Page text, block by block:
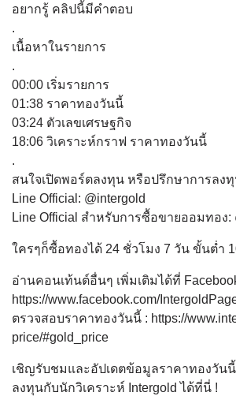
อยากรู้ คลิปนี้มีคำตอบ
.
เนื้อหาในรายการ
.
00:00 เริ่มรายการ
01:38 ราคาทองวันนี้
03:24 ตัวเลขเศรษฐกิจ
18:06 วิเคราะห์กราฟ ราคาทองวันนี้
.
สนใจเปิดพอร์ตลงทุน หรือปรึกษาการลง
Line Official: @intergold
Line Official สำหรับการซื้อขายออมทอง:
ใครๆก็ซื้อทองได้ 24 ชั่วโมง 7 วัน ขั้นต่ำ
อ่านคอนเท้นต์อื่นๆ เพิ่มเติมได้ที่
https://www.facebook.com/
ตรวจสอบราคาทองวันนี้ : https://
price/#gold_price
เชิญรับชมและอัปเดตข้อมูลราคาทองวัน
ลงทุนกับนักวิเคราะห์ Intergold ได้ที่นี่ !